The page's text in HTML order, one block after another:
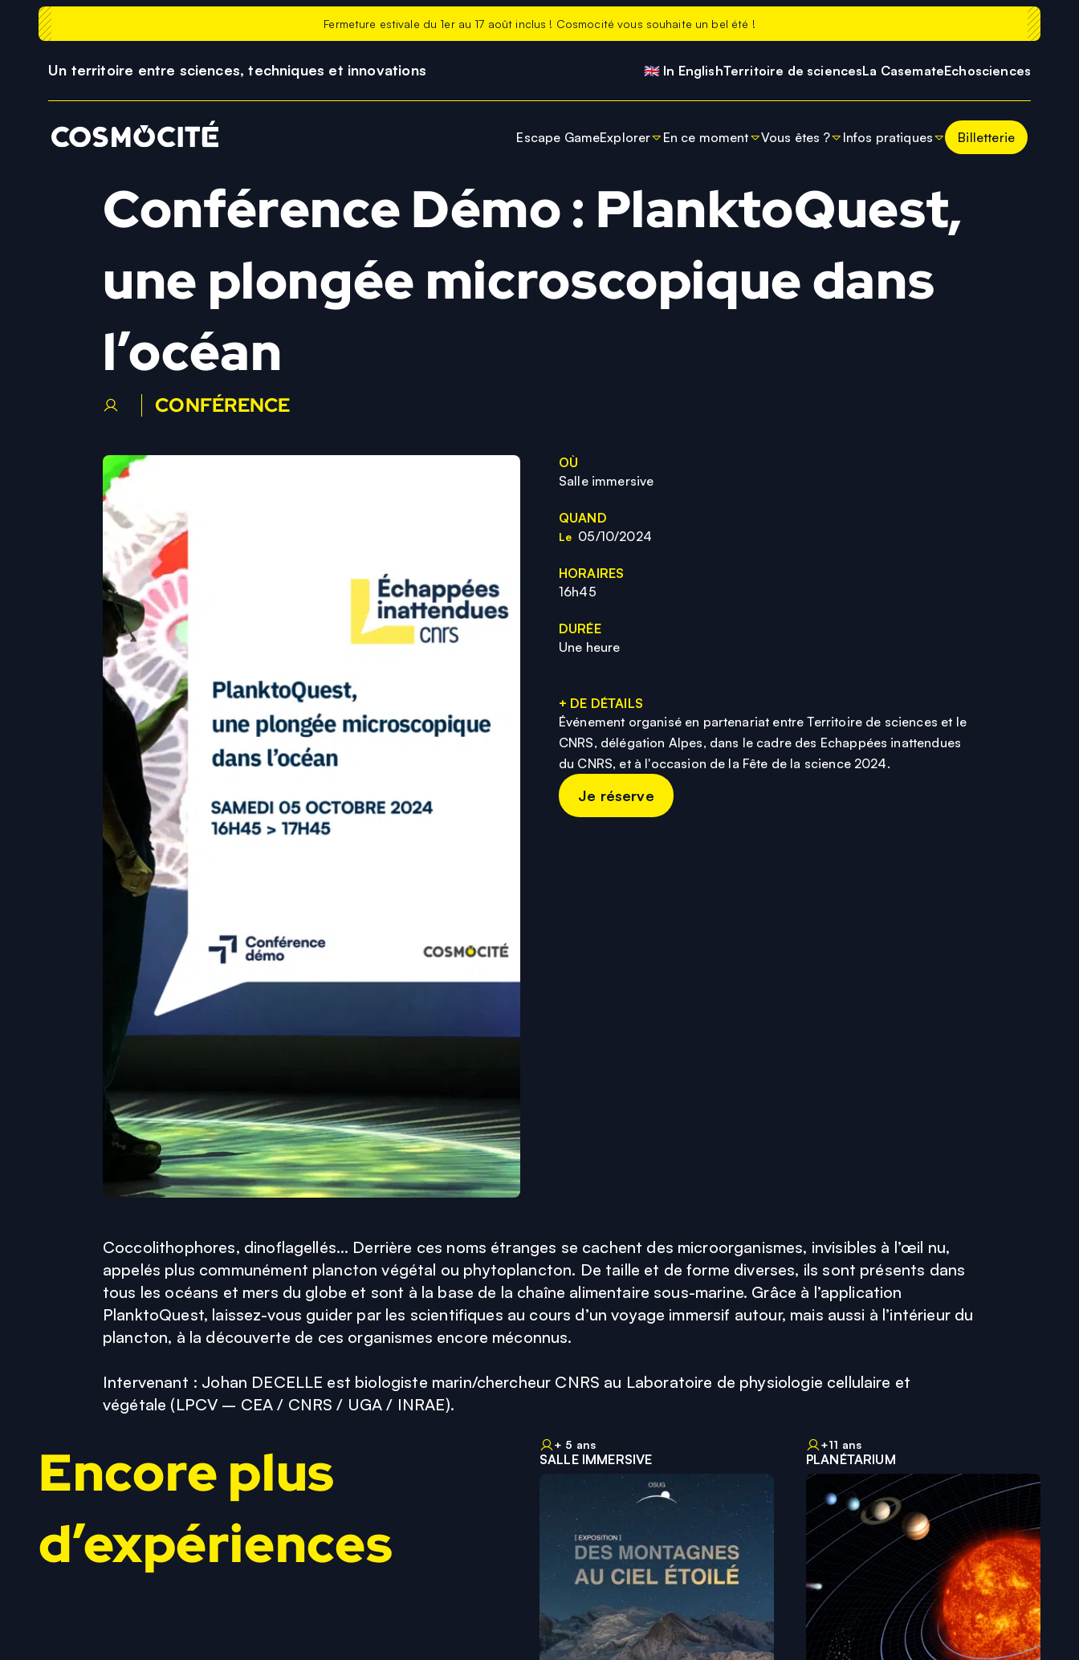
Fermeture estivale du 1er au 17 août inclus ! Cosmocité vous souhaite un bel été !
Un territoire entre sciences, techniques et innovations 🇬🇧 In EnglishTerritoire de sciencesLa CasemateEchosciences
Escape GameExplorer
Expo de la Terre à l'Univers
Planétarium
Salle immersive
ExpoKids
En ce moment
En ce moment à Cosmocité
Les nocturnes de Cosmocité
Vous êtes ?
Presse
Entreprises
Infos pratiques
Horaires
Tarifs et billetterie
Contacts
Billetterie
OÙ
Salle immersive
QUAND
Le 05/10/2024
HORAIRES
16h45
DURÉE
Une heure
Conférence Démo : PlanktoQuest,
une plongée microscopique dans
l’océan
CONFÉRENCE
Coccolithophores, dinoflagellés… Derrière ces noms étranges se cachent des microorganismes, invisibles à l’œil nu,
appelés plus communément plancton végétal ou phytoplancton. De taille et de forme diverses, ils sont présents dans
tous les océans et mers du globe et sont à la base de la chaîne alimentaire sous-marine. Grâce à l’application
PlanktoQuest, laissez-vous guider par les scientifiques au cours d’un voyage immersif autour, mais aussi à l’intérieur du
plancton, à la découverte de ces organismes encore méconnus.
Intervenant : Johan DECELLE est biologiste marin/chercheur CNRS au Laboratoire de physiologie cellulaire et
végétale (LPCV – CEA / CNRS / UGA / INRAE).
+ DE DÉTAILS
Événement organisé en partenariat entre Territoire de sciences et le
CNRS, délégation Alpes, dans le cadre des Echappées inattendues
du CNRS, et à l'occasion de la Fête de la science 2024.
Je réserve
Encore plus
d’expériences
+ 5 ans
SALLE IMMERSIVE
+11 ans
PLANÉTARIUM